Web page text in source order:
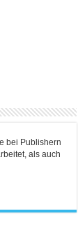
bei Publishern
als auch